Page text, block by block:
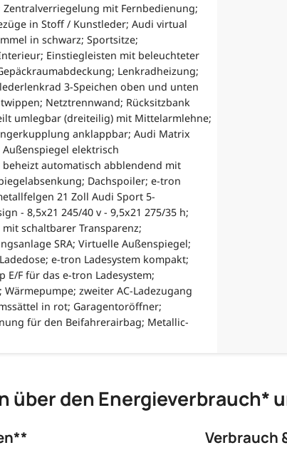
mit Fernbedienung;
in Stoff / Kunstleder; Audi virtual
in schwarz; Sportsitze;
Einstiegleisten mit beleuchteter
Lenkradheizung;
3-Speichen oben und unten
Netztrennwand; Rücksitzbank
umlegbar (dreiteilig) mit Mittelarmlehne;
anklappbar; Audi Matrix
Außenspiegel elektrisch
automatisch abblendend mit
Dachspoiler; e-tron
21 Zoll Audi Sport 5-
- 8,5x21 245/40 v - 9,5x21 275/35 h;
schaltbarer Transparenz;
SRA; Virtuelle Außenspiegel;
e-tron Ladesystem kompakt;
E/F für das e-tron Ladesystem;
zweiter AC-Ladezugang
in rot; Garagentoröffner;
für den Beifahrerairbag; Metallic-
über den Energieverbrauch*
Verbrauch